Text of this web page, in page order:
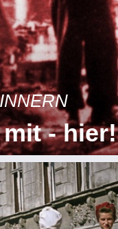
- hier!